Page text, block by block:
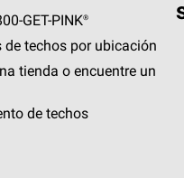
GET -PINK®
de techos por ubicación
tienda o encuentre un
de techos